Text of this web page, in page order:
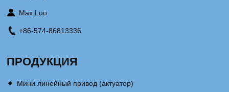
Max Luo
+86-574-86813336
ПРОДУКЦИЯ
Мини линейный привод (актуатор)